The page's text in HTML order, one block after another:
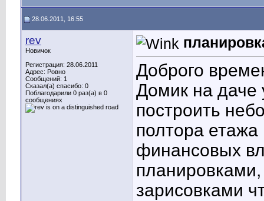
28.06.2011, 16:55
rev
Новичок
Регистрация: 28.06.2011
Адрес: Ровно
Сообщений: 1
Сказал(а) спасибо: 0
Поблагодарили 0 раз(а) в 0
сообщениях
Доброго
Домик на даче
построить
полтора
финансовых
зарисовками